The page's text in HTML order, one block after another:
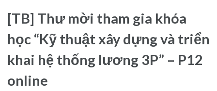
[TB] Thư mời tham gia khóa
học “Kỹ thuật xây dựng và triển
khai hệ thống lương 3P” – P12
online